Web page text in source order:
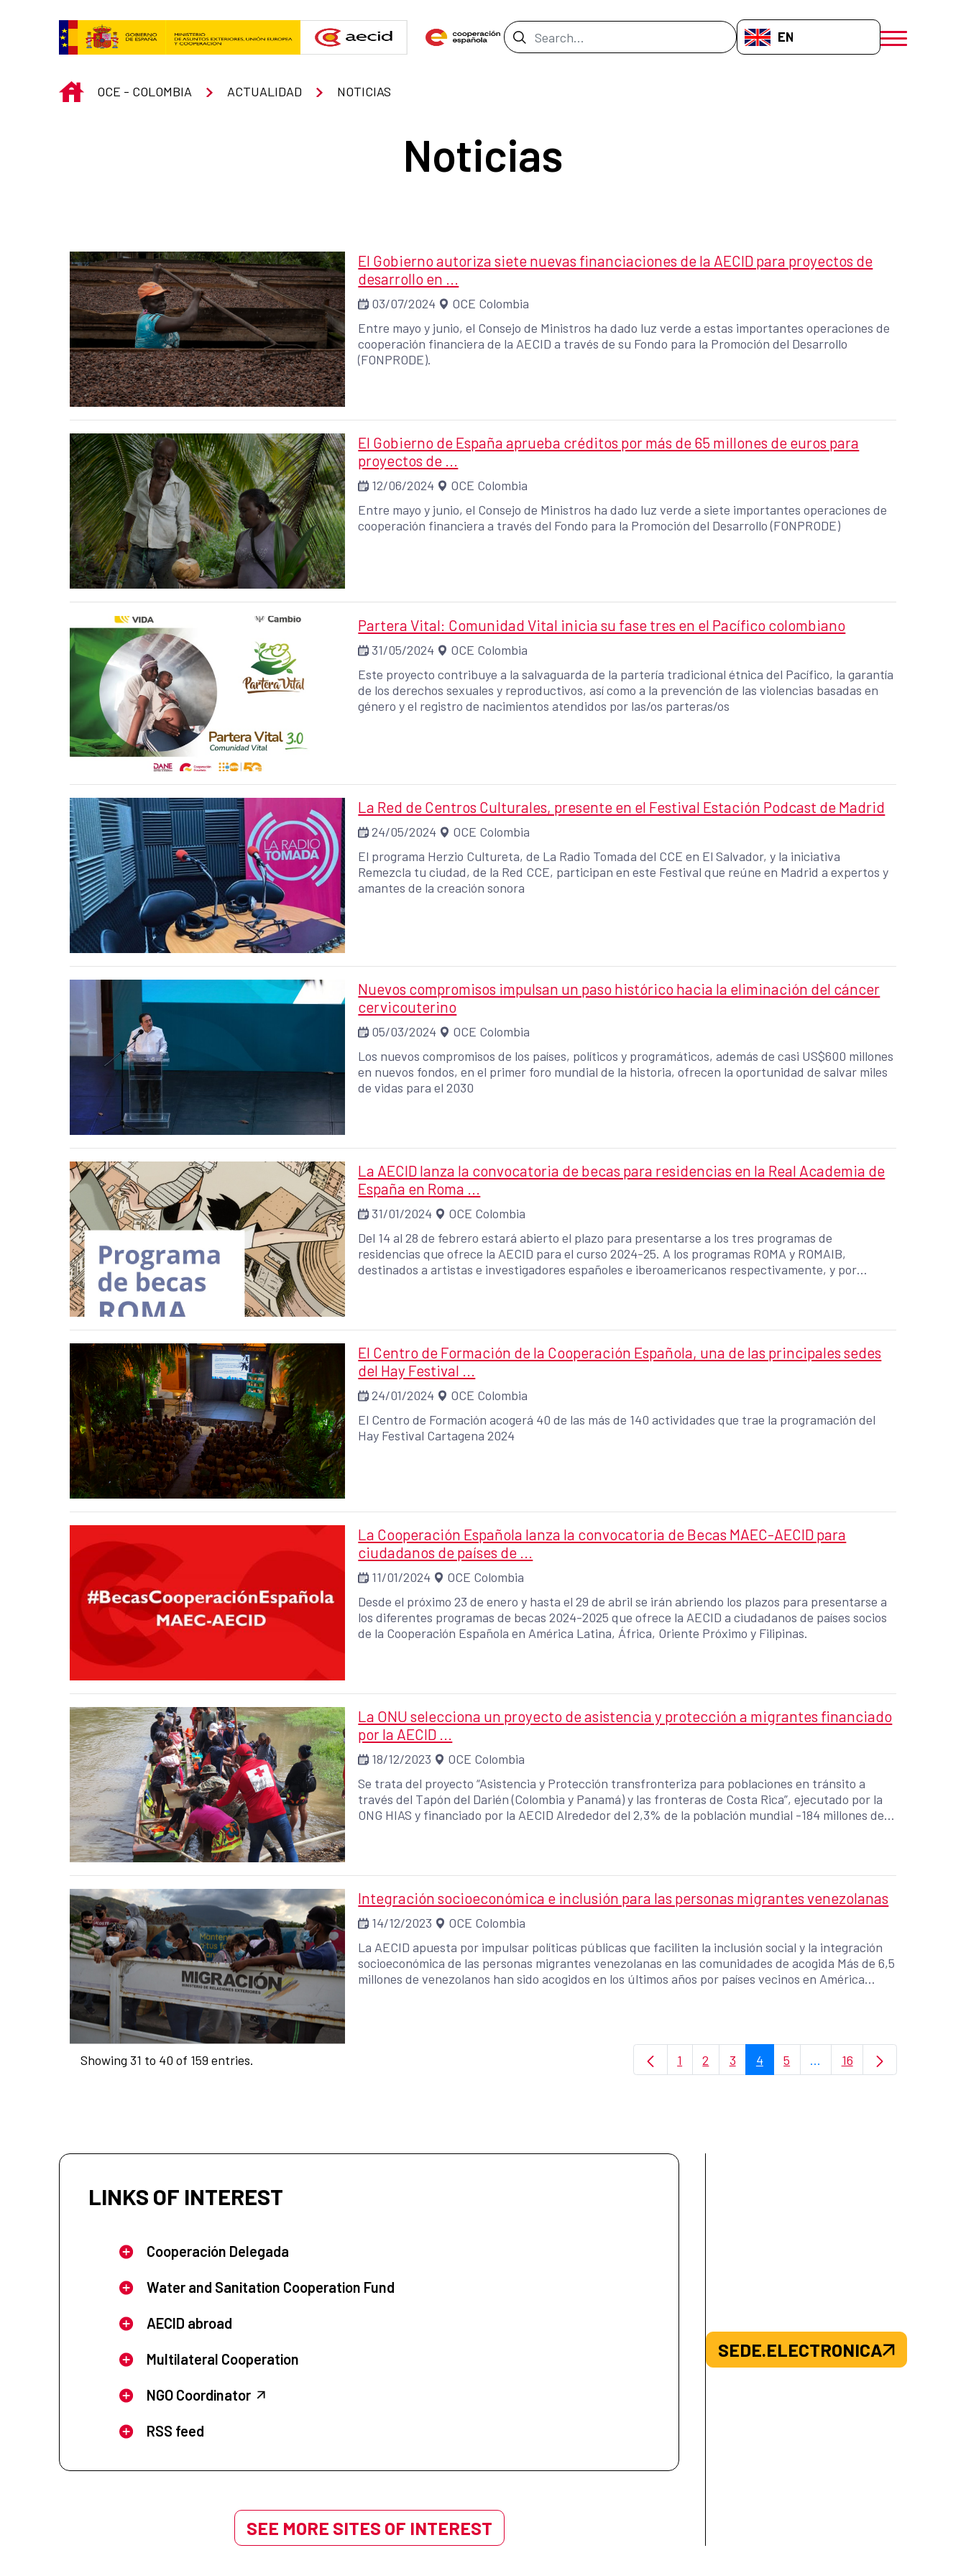
Search Bar EN-GB
menú móvil
INICIO
OCE - COLOMBIA ACTUALIDAD NOTICIAS
Noticias
El Gobierno autoriza siete nuevas financiaciones de la AECID para proyectos de
desarrollo en ...
03/07/2024
OCE Colombia
Entre mayo y junio, el Consejo de Ministros ha dado luz verde a estas importantes operaciones de
cooperación financiera de la AECID a través de su Fondo para la Promoción del Desarrollo
(FONPRODE).
El Gobierno de España aprueba créditos por más de 65 millones de euros para
proyectos de ...
12/06/2024
OCE Colombia
Entre mayo y junio, el Consejo de Ministros ha dado luz verde a siete importantes operaciones de
cooperación financiera a través del Fondo para la Promoción del Desarrollo (FONPRODE)
Partera Vital: Comunidad Vital inicia su fase tres en el Pacífico colombiano
31/05/2024
OCE Colombia
Este proyecto contribuye a la salvaguarda de la partería tradicional étnica del Pacífico, la garantía
de los derechos sexuales y reproductivos, así como a la prevención de las violencias basadas en
género y el registro de nacimientos atendidos por las/os parteras/os
La Red de Centros Culturales, presente en el Festival Estación Podcast de Madrid
24/05/2024
OCE Colombia
El programa Herzio Cultureta, de La Radio Tomada del CCE en El Salvador, y la iniciativa
Remezcla tu ciudad, de la Red CCE, participan en este Festival que reúne en Madrid a expertos y
amantes de la creación sonora
Nuevos compromisos impulsan un paso histórico hacia la eliminación del cáncer
cervicouterino
05/03/2024
OCE Colombia
Los nuevos compromisos de los países, políticos y programáticos, además de casi US$600 millones
en nuevos fondos, en el primer foro mundial de la historia, ofrecen la oportunidad de salvar miles
de vidas para el 2030
La AECID lanza la convocatoria de becas para residencias en la Real Academia de
España en Roma ...
31/01/2024
OCE Colombia
Del 14 al 28 de febrero estará abierto el plazo para presentarse a los tres programas de
residencias que ofrece la AECID para el curso 2024-25. A los programas ROMA y ROMAIB,
destinados a artistas e investigadores españoles e iberoamericanos respectivamente, y por
El Centro de Formación de la Cooperación Española, una de las principales sedes
del Hay Festival ...
24/01/2024
OCE Colombia
El Centro de Formación acogerá 40 de las más de 140 actividades que trae la programación del
Hay Festival Cartagena 2024
La Cooperación Española lanza la convocatoria de Becas MAEC-AECID para
ciudadanos de países de ...
11/01/2024
OCE Colombia
Desde el próximo 23 de enero y hasta el 29 de abril se irán abriendo los plazos para presentarse a
los diferentes programas de becas 2024-2025 que ofrece la AECID a ciudadanos de países socios
de la Cooperación Española en América Latina, África, Oriente Próximo y Filipinas.
La ONU selecciona un proyecto de asistencia y protección a migrantes financiado
por la AECID ...
18/12/2023
OCE Colombia
Se trata del proyecto “Asistencia y Protección transfronteriza para poblaciones en tránsito a
través del Tapón del Darién (Colombia y Panamá) y las fronteras de Costa Rica”, ejecutado por la
ONG HIAS y financiado por la AECID Alrededor del 2,3% de la población mundial -184 millones de
Integración socioeconómica e inclusión para las personas migrantes venezolanas
14/12/2023
OCE Colombia
La AECID apuesta por impulsar políticas públicas que faciliten la inclusión social y la integración
socioeconómica de las personas migrantes venezolanas en las comunidades de acogida Más de 6,5
millones de venezolanos han sido acogidos en los últimos años por países vecinos en América
Showing 31 to 40 of 159 entries. Page
1 Page
2 Page
3 Page
4 Page
5 ...Intermediate Pages Use
Page
16
LINKS OF INTEREST
Cooperación Delegada
Water and Sanitation Cooperation Fund
AECID abroad
Multilateral Cooperation
NGO Coordinator
RSS feed
SEE MORE SITES OF INTEREST
SEDE.ELECTRONICA